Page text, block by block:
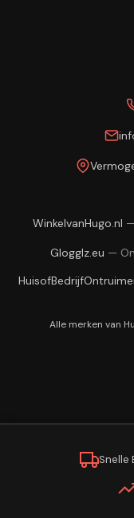
WinkelvanHugo.nl
Glogglz.eu —
Alle merken van
Snelle